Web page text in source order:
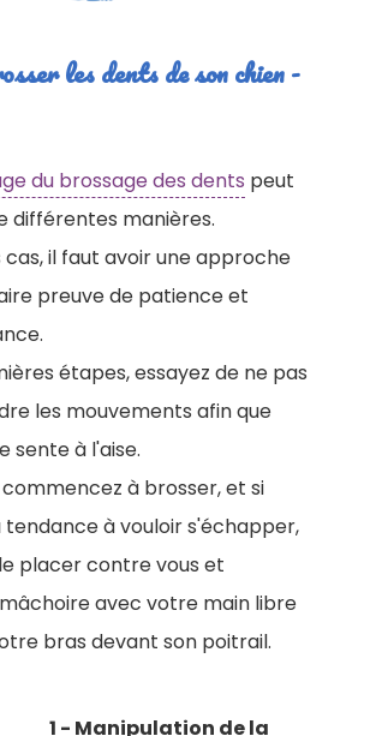
les dents de son chien -
du brossage des dents peut
différentes manières.
cas, il faut avoir une approche
preuve de patience et
étapes, essayez de ne pas
les mouvements afin que
sente à l'aise.
commencez à brosser, et si
à vouloir s'échapper,
placer contre vous et
avec votre main libre
bras devant son poitrail.
1 - Manipulation de la